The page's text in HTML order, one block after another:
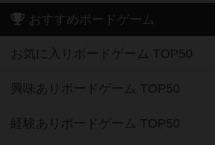
おすすめボードゲーム
お気に入りボードゲーム TOP50
興味ありボードゲーム TOP50
経験ありボードゲーム TOP50